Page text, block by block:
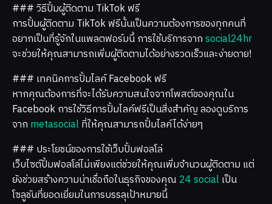
### วิธีปั้มผู้ติดตาม TikTok ฟรี
การปั้มผู้ติดตาม TikTok ฟรีนั้นเป็นความต้องการของทุกคนที่
อยากเป็นที่รู้จักในแพลตฟอร์มนี้ การใช้บริการจากsocial24hr
จะช่วยให้คุณสามารถเพิ่มผู้ติดตามได้อย่างรวดเร็วและง่ายดาย!
### เทคนิคการปั้มไลค์ Facebook ฟรี
หากคุณต้องการที่จะได้รับความสนใจจากโพสต์ของคุณใน
Facebook การใช้วิธีการปั้มไลค์ฟรีเป็นสิ่งสำคัญ ลองดูบริการ
จาก metasocialที่ให้คุณสามารถปั้มไลค์ได้ง่ายๆ
### ประโยชน์ของการใช้เว็บปั้มฟอลโล่
เว็บไซต์ปั้มฟอลโล่ไม่เพียงแต่ช่วยให้คุณเพิ่มจำนวนผู้ติดตาม แต่
ยังช่วยสร้างความน่าเชื่อถือในธุรกิจของคุณ 24 socialเป็น
โซลูชันที่ยอดเยี่ยมในการบรรลุเป้าหมายนี้